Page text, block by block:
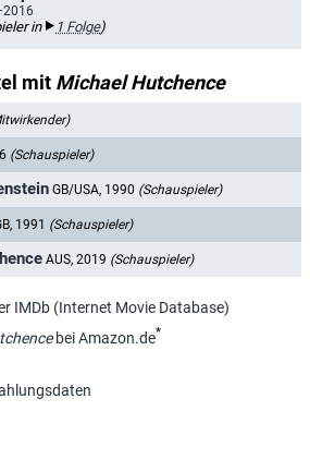
in 1 Folge)
mit Michael Hutchence
(Schauspieler)
GB/USA, 1990 (Schauspieler)
1991 (Schauspieler)
AUS, 2019 (Schauspieler)
IMDb (Internet Movie Database)
bei Amazon.de*